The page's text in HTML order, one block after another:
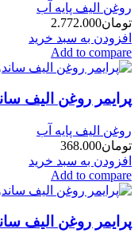
روغن الیف پایه آب
تومان2.772.000
افزودن به سبد خرید
Add to compare
پرایمر روغن الیف ساندورا
روغن الیف پایه آب
تومان368.000
افزودن به سبد خرید
Add to compare
پرایمر روغن الیف ساندورا